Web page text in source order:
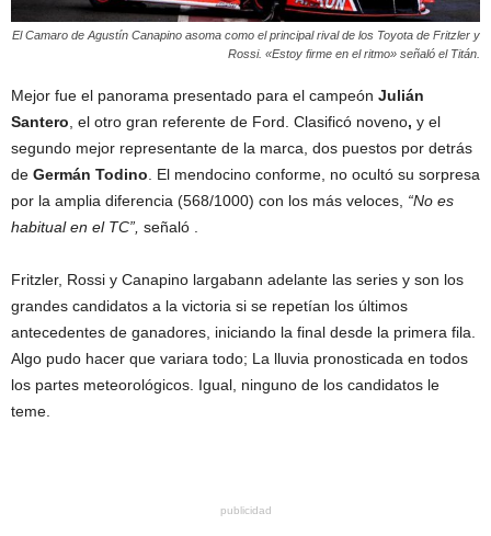
El Camaro de Agustín Canapino asoma como el principal rival de los Toyota de Fritzler y
Rossi. «Estoy firme en el ritmo» señaló el Titán.
Mejor fue el panorama presentado para el campeón Julián
Santero , el otro gran referente de Ford. Clasificó noveno, y el
segundo mejor representante de la marca, dos puestos por detrás
de Germán Todino . El mendocino conforme, no ocultó su sorpresa
por la amplia diferencia (568/1000) con los más veloces, “No es
habitual en el TC”, señaló .
Fritzler, Rossi y Canapino largabann adelante las series y son los
grandes candidatos a la victoria si se repetían los últimos
antecedentes de ganadores, iniciando la final desde la primera fila.
Algo pudo hacer que variara todo; La lluvia pronosticada en todos
los partes meteorológicos. Igual, ninguno de los candidatos le
teme.
publicidad